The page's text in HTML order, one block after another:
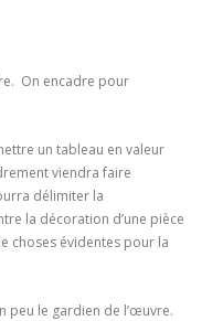
On encadre pour
un tableau en valeur
viendra faire
délimiter la
la décoration d’une pièce
choses évidentes pour la
peu le gardien de l’œuvre.